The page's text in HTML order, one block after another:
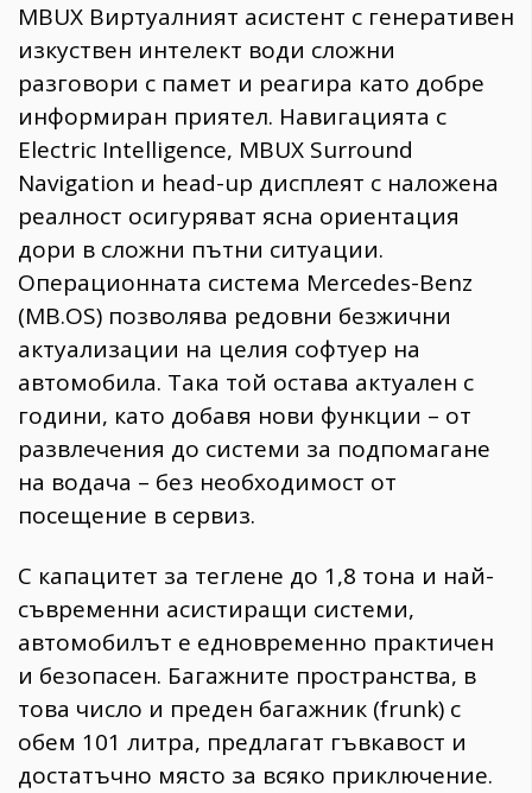
MBUX Виртуалният асистент с генеративен
изкуствен интелект води сложни
разговори с памет и реагира като добре
информиран приятел. Навигацията с
Electric Intelligence, MBUX Surround
Navigation и head-up дисплеят с наложена
реалност осигуряват ясна ориентация
дори в сложни пътни ситуации.
Операционната система Mercedes-Benz
(MB.OS) позволява редовни безжични
актуализации на целия софтуер на
автомобила. Така той остава актуален с
години, като добавя нови функции – от
развлечения до системи за подпомагане
на водача – без необходимост от
посещение в сервиз.
С капацитет за теглене до 1,8 тона и най-
съвременни асистиращи системи,
автомобилът е едновременно практичен
и безопасен. Багажните пространства, в
това число и преден багажник (frunk) с
обем 101 литра, предлагат гъвкавост и
достатъчно място за всяко приключение.